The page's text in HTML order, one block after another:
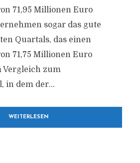
71,95 Millionen Euro
sogar das gute
Quartals, das einen
71,75 Millionen Euro
Vergleich zum
in dem der...
WEITERLESEN